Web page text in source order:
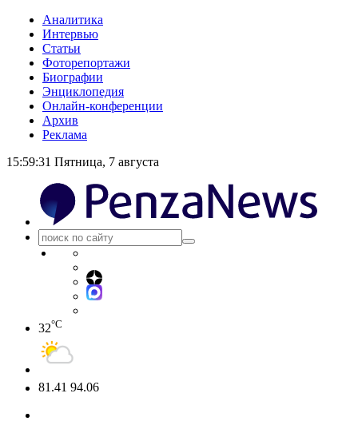
Аналитика
Интервью
Статьи
Фоторепортажи
Биографии
Энциклопедия
Онлайн-конференции
Архив
Реклама
15:59:31 Пятница, 7 августа
32°C
81.41 94.06